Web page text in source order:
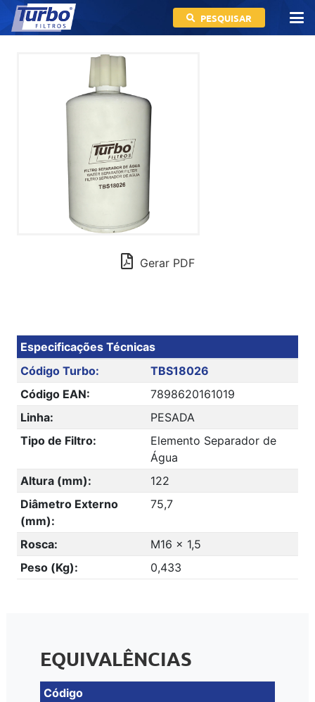
PESQUISAR
Gerar PDF
Especificações Técnicas
Código Turbo:
TBS18026
Código EAN:
7898620161019
Linha:
PESADA
Tipo de Filtro:
Elemento Separador de
Água
Altura (mm):
122
Diâmetro Externo
(mm):
75,7
Rosca:
M16 x 1,5
Peso (Kg):
0,433
EQUIVALÊNCIAS
Código